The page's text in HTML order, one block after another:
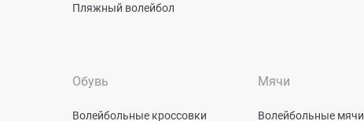
Пляжный волейбол
Обувь
Волейбольные кроссовки
Мячи
Волейбольные мячи